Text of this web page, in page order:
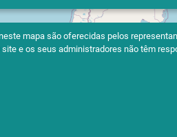
mapa são oferecidas pelos
site e os seus administradores não têm